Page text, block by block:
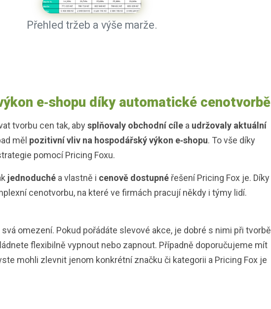
Přehled tržeb a výše marže.
e‑shopu díky automatické cenotvorbě
tvorbu cen tak, abysplňovaly obchodní cílea udržovaly aktuální
měl pozitivní vliv na hospodářský výkon e‑shopu. To vše díky
pomocí Pricing Foxu.
jednoduché a vlastně i cenově dostupnéřešení Pricing Fox je. Díky
cenotvorbu, na které ve firmách pracují někdy i týmy lidí.
omezení. Pokud pořádáte slevové akce, je dobré s nimi při tvorbě
flexibilně vypnout nebo zapnout. Případně doporučujeme mít
mohli zlevnit jenom konkrétní značku či kategorii a Pricing Fox je